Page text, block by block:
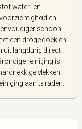
water- en
en
schoon
een droge doek en
uit langdurig direct
reiniging is
vlekken
aan te raden.